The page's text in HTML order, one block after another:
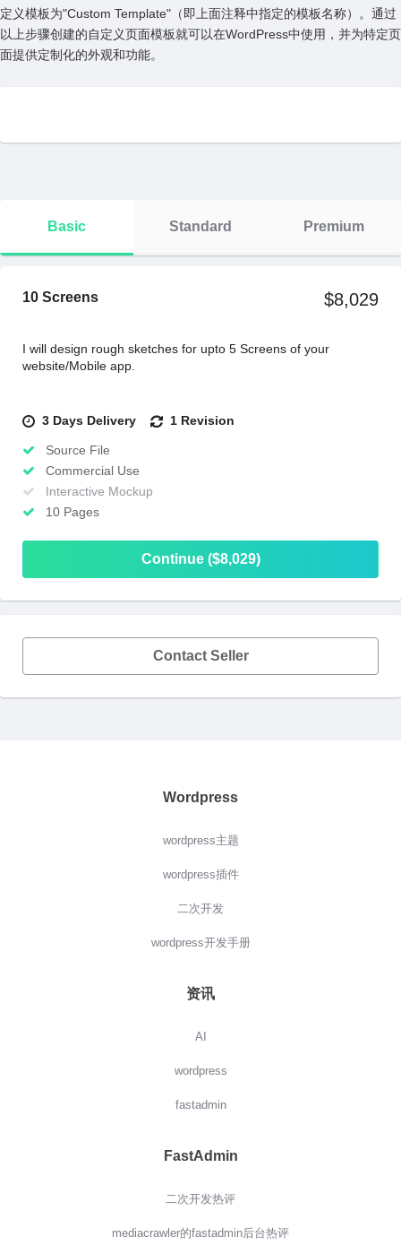
定义模板为"Custom Template"（即上⾯注释中指定的模板名称）。通过
以上步骤创建的⾃定义页⾯模板就可以在WordPress中使⽤，并为特定页
⾯提供定制化的外观和功能。
Basic Standard Premium
10 Screens $8,029
I will design rough sketches for upto 5 Screens of your
website/Mobile app.
3 Days Delivery 1 Revision
Source File
Commercial Use
Interactive Mockup
10 Pages
Continue ($8,029)
Contact Seller
Wordpress
wordpress主题
wordpress插件
二次开发
wordpress开发手册
资讯
AI
wordpress
fastadmin
FastAdmin
二次开发热评
mediacrawler的fastadmin后台热评